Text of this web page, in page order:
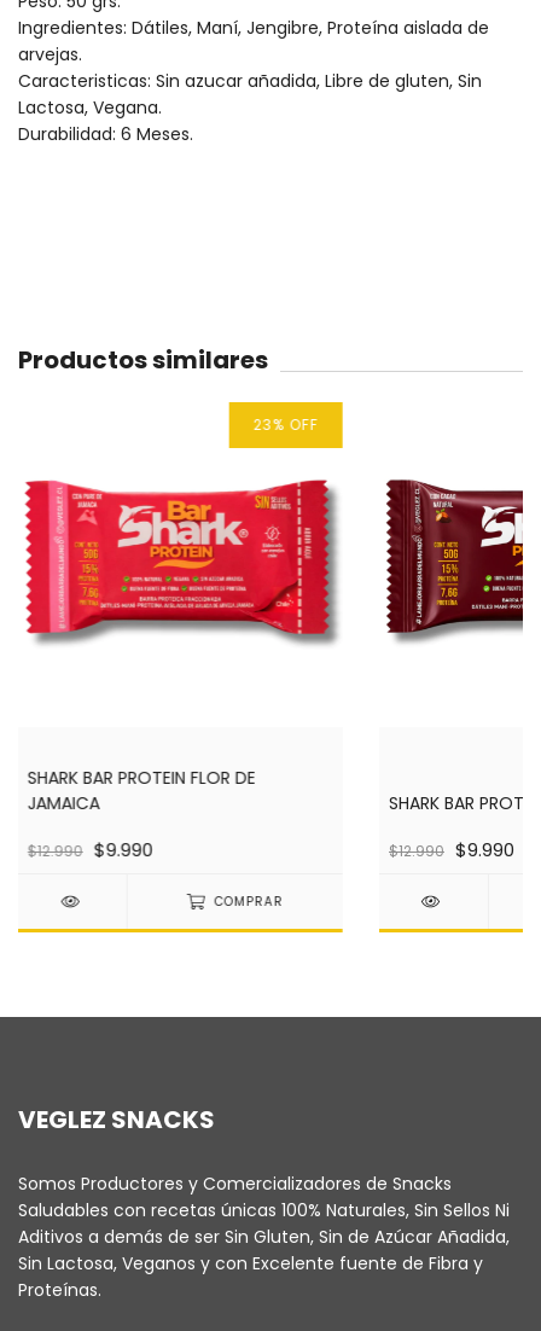
Ingredientes: Dátiles, Maní, Jengibre, Proteína aislada de
arvejas.
Caracteristicas: Sin azucar añadida, Libre de gluten, Sin
Lactosa, Vegana.
Durabilidad: 6 Meses.
Productos similares
23% OFF
SHARK BAR PROTEIN FLOR DE
JAMAICA
$12.990 $9.990
COMPRAR
SHARK BAR
$12.990 $9.990
VEGLEZ SNACKS
Somos Productores y Comercializadores de Snacks
Saludables con recetas únicas 100% Naturales, Sin Sellos Ni
Aditivos a demás de ser Sin Gluten, Sin de Azúcar Añadida,
Sin Lactosa, Veganos y con Excelente fuente de Fibra y
Proteínas.